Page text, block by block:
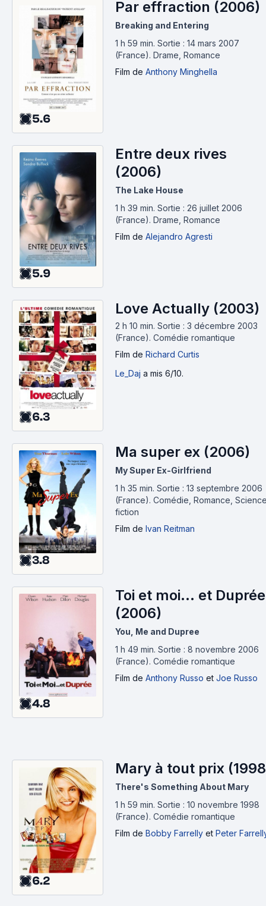
5.6
Par effraction (2006)
Breaking and Entering
1 h 59 min. Sortie : 14 mars 2007
(France). Drame, Romance
Film de Anthony Minghella
5.9
Entre deux rives
(2006)
The Lake House
1 h 39 min. Sortie : 26 juillet 2006
(France). Drame, Romance
Film de Alejandro Agresti
6.3
Love Actually (2003)
2 h 10 min. Sortie : 3 décembre 2003
(France). Comédie romantique
Film de Richard Curtis
Le_Daj a mis 6/10.
3.8
Ma super ex (2006)
My Super Ex-Girlfriend
1 h 35 min. Sortie : 13 septembre 2006
(France). Comédie, Romance,
fiction
Film de Ivan Reitman
4.8
Toi et moi... et Duprée
(2006)
You, Me and Dupree
1 h 49 min. Sortie : 8 novembre 2006
(France). Comédie romantique
Film de Anthony Russo et Joe Russo
6.2
Mary à tout prix
There's Something About Mary
1 h 59 min. Sortie : 10 novembre 1998
(France). Comédie romantique
Film de Bobby Farrelly et Peter